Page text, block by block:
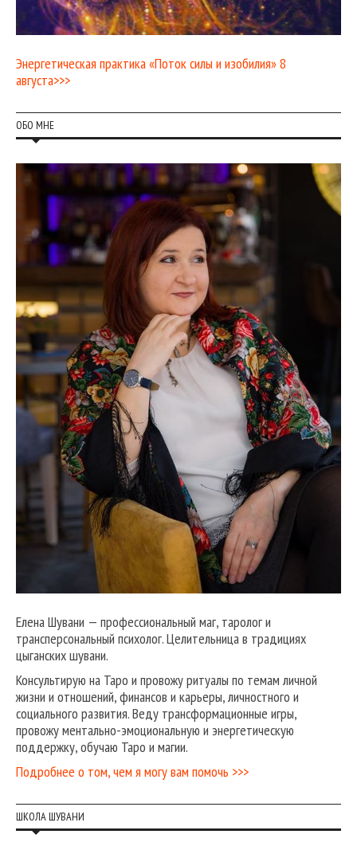
Энергетическая практика «Поток силы и изобилия» 8
августа>>>
ОБО МНЕ
Елена Шувани — профессиональный маг, таролог и
трансперсональный психолог. Целительница в традициях
цыганских шувани.
Консультирую на Таро и провожу ритуалы по темам личной
жизни и отношений, финансов и карьеры, личностного и
социального развития. Веду трансформационные игры,
провожу ментально-эмоциональную и энергетическую
поддержку, обучаю Таро и магии.
Подробнее о том, чем я могу вам помочь >>>
ШКОЛА ШУВАНИ